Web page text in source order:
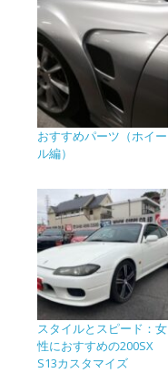
おすすめパーツ（ホイー
ル編）
スタイルとスピード：女
性におすすめの200SX
S13カスタマイズ